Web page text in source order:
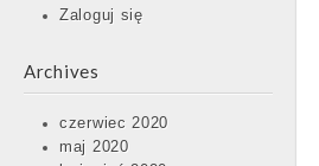
Zaloguj się
Archives
czerwiec 2020
maj 2020